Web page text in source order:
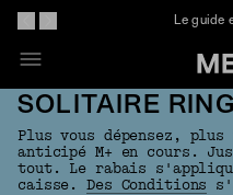
Le guide
SOLITAIRE
Plus vous dépensez, plus
anticipé M+ en cours.
tout. Le rabais
caisse.Des Conditions